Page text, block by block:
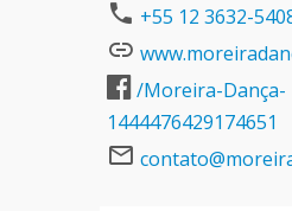
+55 12 3632-
/Moreira-Dança-
1444476429174651